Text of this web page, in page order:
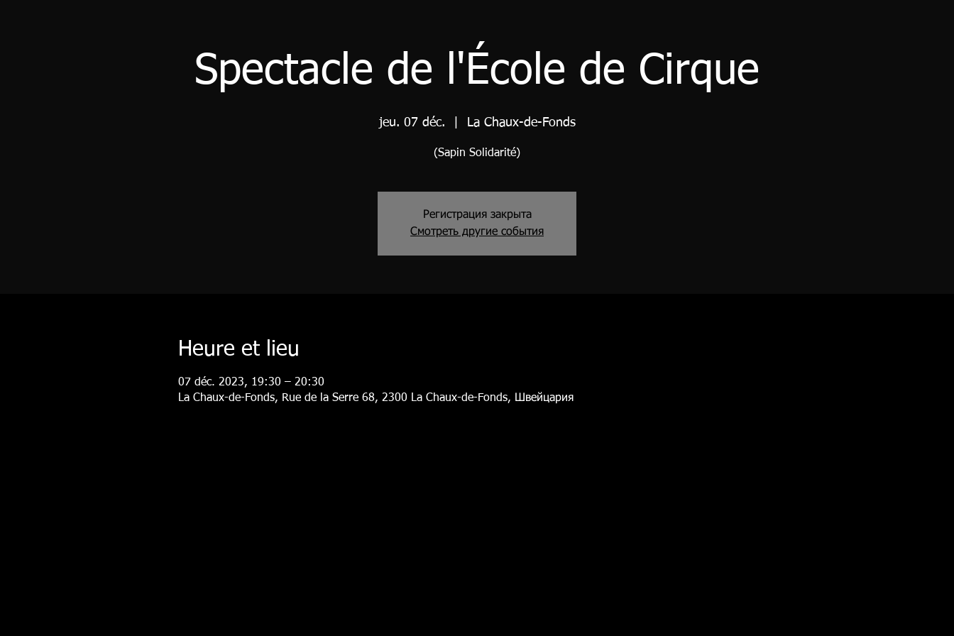
Spectacle de l'École de Cirque
jeu. 07 déc. La Chaux-de-Fonds
(Sapin Solidarité)
Регистрация закрыта
Смотреть другие события
Heure et lieu
07 déc. 2023, 19:30 – 20:30
La Chaux-de-Fonds, Rue de la Serre 68, 2300 La Chaux-de-Fonds, Швейцария